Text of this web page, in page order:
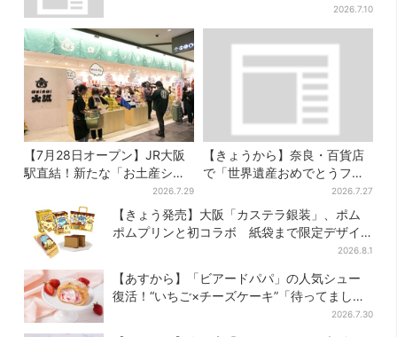
2026.7.10
【7月28日オープン】JR大阪
駅直結！新たな「お土産ショ
ップ」、銘菓バラ売りで地元
民の“おやつ調達”にも
2026.7.29
【きょうから】奈良・百貨店
で「世界遺産おめでとうフェ
ア」…2日間限定でコーヒー無
料配布
2026.7.27
【きょう発売】大阪「カステラ銀装」、ポム
ポムプリンと初コラボ 紙袋まで限定デザイ
2026.8.1
【あすから】「ビアードパパ」の人気シュー
復活！“いちご×チーズケーキ”「待ってまし
2026.7.30